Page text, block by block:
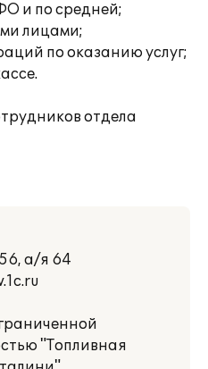
и по средней;
лицами;
по оказанию услуг;
отдела
а/я 64
"Топливная